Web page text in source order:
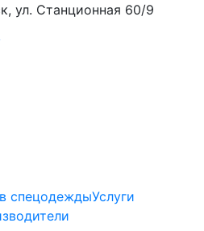
ул. Станционная 60/9
спецодеждыУслуги